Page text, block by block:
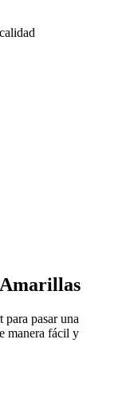
pasar una
manera fácil y